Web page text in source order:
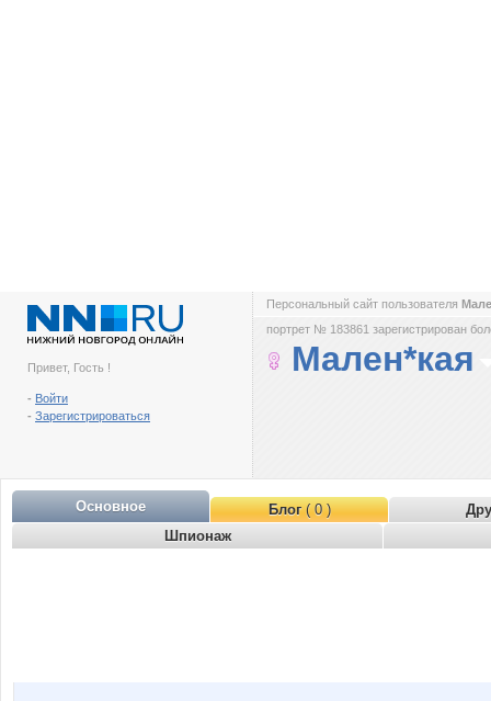
Привет, Гость !
- Войти
- Зарегистрироваться
Персональный сайт пользователя
портрет № 183861 зарегистрирован
Мален*кая
Основное Блог( 0 )
Шпионаж